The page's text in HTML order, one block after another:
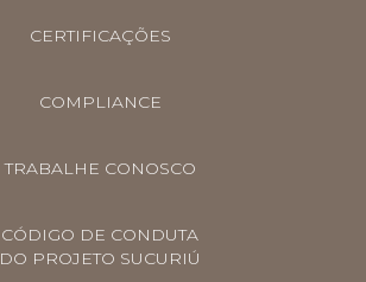
CERTIFICAÇÕES
COMPLIANCE
TRABALHE CONOSCO
CÓDIGO DE CONDUTA
DO PROJETO SUCURIÚ